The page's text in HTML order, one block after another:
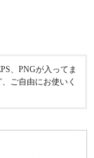
、PNGが入ってま
ご自由にお使いく